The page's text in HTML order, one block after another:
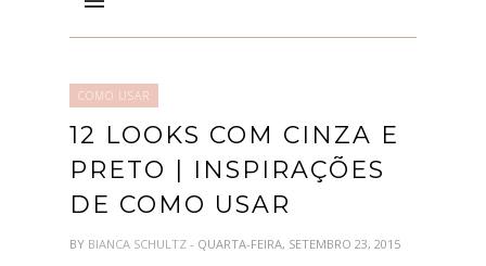
COMO USAR
12 LOOKS COM CINZA E
PRETO | INSPIRAÇÕES
DE COMO USAR
BY BIANCA SCHULTZ - QUARTA-FEIRA, SETEMBRO 23, 2015